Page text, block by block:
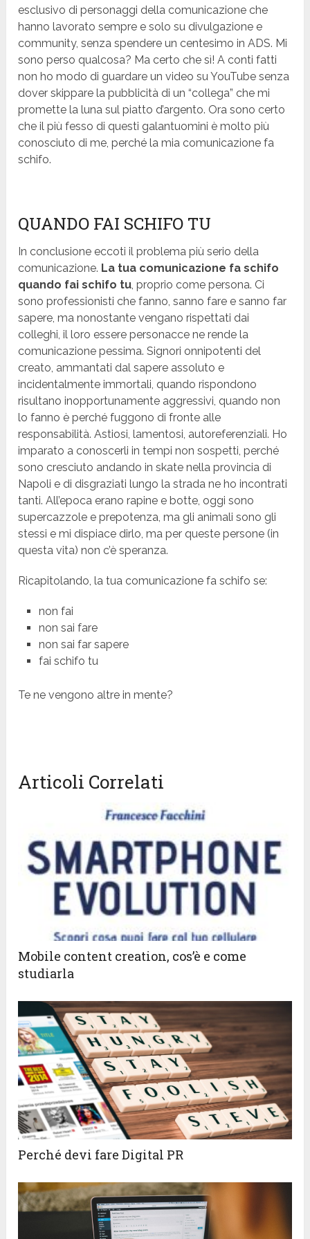
esclusivo di personaggi della comunicazione che
hanno lavorato sempre e solo su divulgazione e
community, senza spendere un centesimo in ADS. Mi
sono perso qualcosa? Ma certo che sì! A conti fatti
non ho modo di guardare un video su YouTube senza
dover skippare la pubblicità di un “collega” che mi
promette la luna sul piatto d’argento. Ora sono certo
che il più fesso di questi galantuomini è molto più
conosciuto di me, perché la mia comunicazione fa
schifo.
QUANDO FAI SCHIFO TU
In conclusione eccoti il problema più serio della
comunicazione. La tua comunicazione fa schifo
quando fai schifo tu , proprio come persona. Ci
sono professionisti che fanno, sanno fare e sanno far
sapere, ma nonostante vengano rispettati dai
colleghi, il loro essere personacce ne rende la
comunicazione pessima. Signori onnipotenti del
creato, ammantati dal sapere assoluto e
incidentalmente immortali, quando rispondono
risultano inopportunamente aggressivi, quando non
lo fanno è perché fuggono di fronte alle
responsabilità. Astiosi, lamentosi, autoreferenziali. Ho
imparato a conoscerli in tempi non sospetti, perché
sono cresciuto andando in skate nella provincia di
Napoli e di disgraziati lungo la strada ne ho incontrati
tanti. All’epoca erano rapine e botte, oggi sono
supercazzole e prepotenza, ma gli animali sono gli
stessi e mi dispiace dirlo, ma per queste persone (in
questa vita) non c’è speranza.
Ricapitolando, la tua comunicazione fa schifo se:
non fai
non sai fare
non sai far sapere
fai schifo tu
Te ne vengono altre in mente?
Articoli Correlati
Mobile content creation, cos’è e come
studiarla
Perché devi fare Digital PR